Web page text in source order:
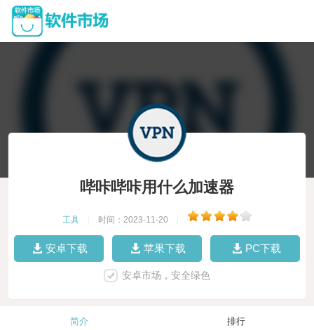
哔咔哔咔用什么加速器
工具 时间：2023-11-20
安卓下载 苹果下载 PC下载
安卓市场，安全绿色
简介 排行